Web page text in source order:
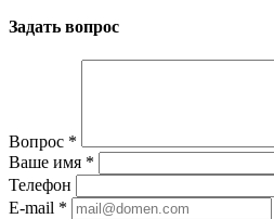
Задать вопрос
Вопрос *
Ваше имя *
Телефон
E-mail *